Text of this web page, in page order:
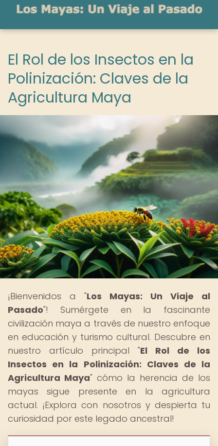
El Rol de los Insectos en la
Polinización: Claves de la
Agricultura Maya
¡Bienvenidos a "Los Mayas: Un Viaje al
Pasado"! Sumérgete en la fascinante
civilización maya a través de nuestro enfoque
en educación y turismo cultural. Descubre en
nuestro artículo principal "El Rol de los
Insectos en la Polinización: Claves de la
Agricultura Maya" cómo la herencia de los
mayas sigue presente en la agricultura
actual. ¡Explora con nosotros y despierta tu
curiosidad por este legado ancestral!